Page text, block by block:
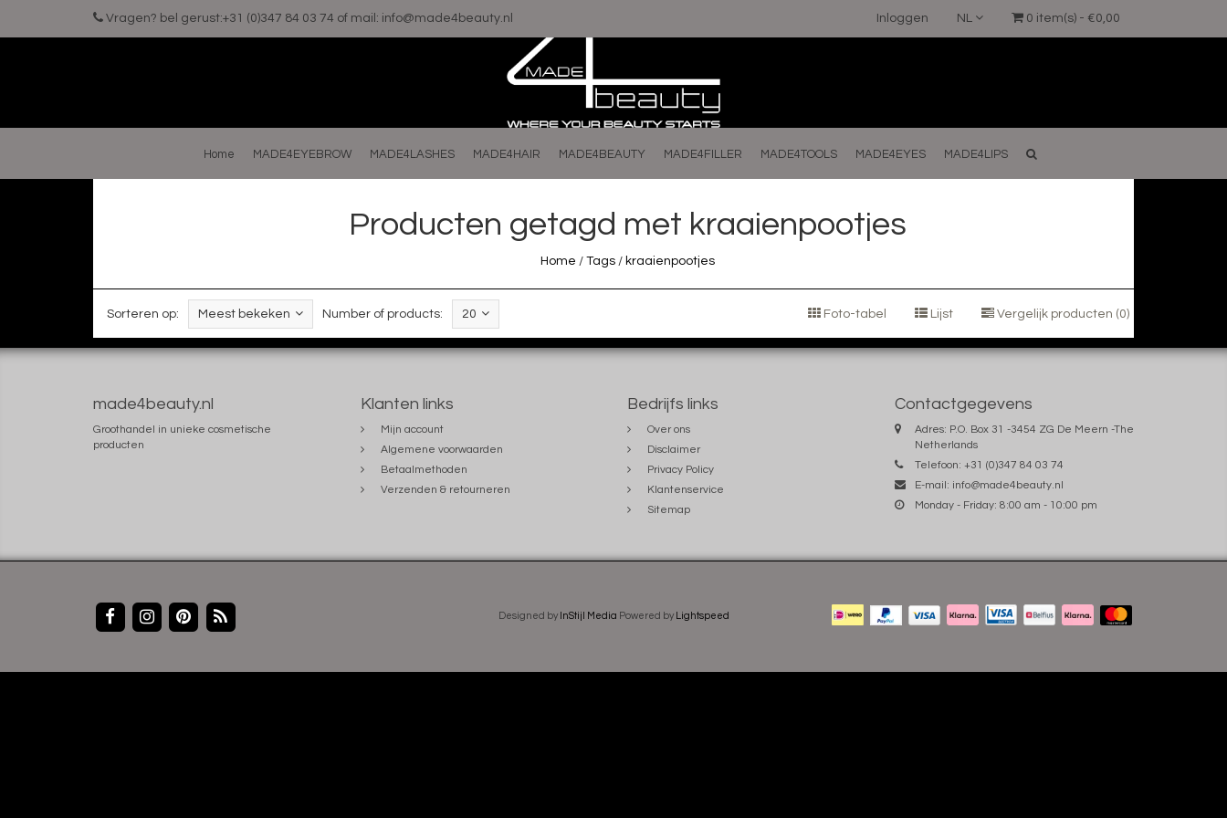
Vragen? bel gerust:+31 (0)347 84 03 74 of mail: info@made4beauty.nl 0 item(s) - €0,00
NL
Inloggen
Home MADE4EYEBROW MADE4LASHES MADE4HAIR MADE4BEAUTY MADE4FILLER MADE4TOOLS MADE4EYES MADE4LIPS
Producten getagd met kraaienpootjes
Home / Tags/ kraaienpootjes
Sorteren op: Meest bekeken Number of products: 20 Foto-tabel Lijst Vergelijk producten (0)
made4beauty.nl
Groothandel in unieke cosmetische
producten
Klanten links
Mijn account
Algemene voorwaarden
Betaalmethoden
Verzenden & retourneren
Bedrijfs links
Over ons
Disclaimer
Privacy Policy
Klantenservice
Sitemap
Contactgegevens
Adres: P.O. Box 31 -3454 ZG De Meern -The
Netherlands
Telefoon: +31 (0)347 84 03 74
E-mail: info@made4beauty.nl
Monday - Friday: 8:00 am - 10:00 pm
Designed by InStijl Media Powered by Lightspeed